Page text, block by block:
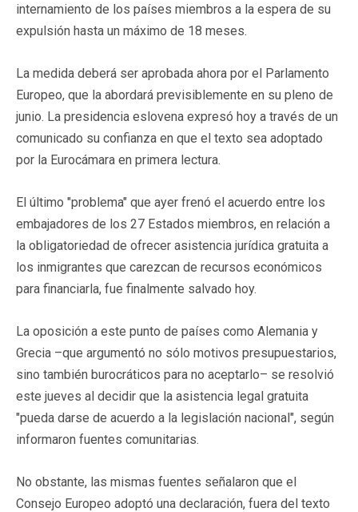
internamiento de los países miembros a la espera de su
expulsión hasta un máximo de 18 meses.
La medida deberá ser aprobada ahora por el Parlamento
Europeo, que la abordará previsiblemente en su pleno de
junio. La presidencia eslovena expresó hoy a través de un
comunicado su confianza en que el texto sea adoptado
por la Eurocámara en primera lectura.
El último "problema" que ayer frenó el acuerdo entre los
embajadores de los 27 Estados miembros, en relación a
la obligatoriedad de ofrecer asistencia jurídica gratuita a
los inmigrantes que carezcan de recursos económicos
para financiarla, fue finalmente salvado hoy.
La oposición a este punto de países como Alemania y
Grecia –que argumentó no sólo motivos presupuestarios,
sino también burocráticos para no aceptarlo– se resolvió
este jueves al decidir que la asistencia legal gratuita
"pueda darse de acuerdo a la legislación nacional", según
informaron fuentes comunitarias.
No obstante, las mismas fuentes señalaron que el
Consejo Europeo adoptó una declaración, fuera del texto